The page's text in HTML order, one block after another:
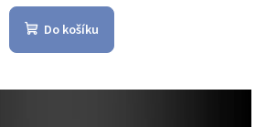
Do košíku